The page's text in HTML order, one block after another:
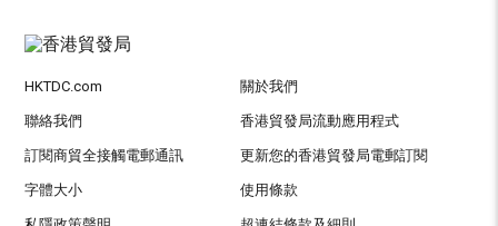
HKTDC.com 關於我們
聯絡我們 香港貿發局流動應用程式
訂閱商貿全接觸電郵通訊 更新您的香港貿發局電郵訂閱
字體大小 使用條款